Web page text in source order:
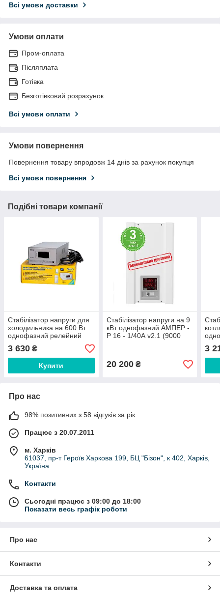
Всі умови доставки
Умови оплати
Пром-оплата
Післяплата
Готівка
Безготівковий розрахунок
Всі умови оплати
Умови повернення
Повернення товару впродовж 14 днів за рахунок покупця
Всі умови повернення
Подібні товари компанії
Стабілізатор напруги для
холодильника на 600 Вт
однофазний релейний
АСН - 600, для котла
3 630 ₴
Купити
Стабілізатор напруги на 9
кВт однофазний АМПЕР -
Р 16 - 1/40А v2.1 (9000
20 200₴
3
Про нас
98% позитивних з 58 відгуків за рік
Працює з 20.07.2011
м. Харків
61037, пр-т Героїв Харкова 199, БЦ "Бізон", к 402, Харків,
Україна
Контакти
Сьогодні працює з 09:00 до 18:00
Показати весь графік роботи
Про нас
Контакти
Доставка та оплата